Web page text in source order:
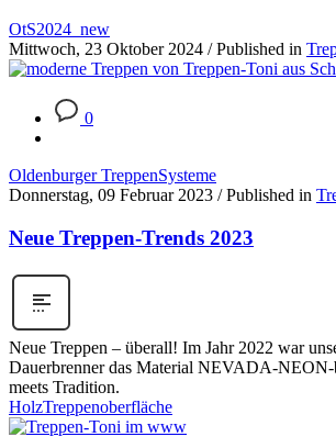
OtS2024_new
Mittwoch, 23 Oktober 2024 / Published in
0
Oldenburger TreppenSysteme
Donnerstag, 09 Februar 2023 / Published in
Neue Treppen-Trends 2023
Neue Treppen – überall! Im Jahr 2022 war
Dauerbrenner das Material NEVADA-
meets Tradition.
HolzTreppenoberfläche